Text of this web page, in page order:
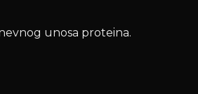
unosa proteina.